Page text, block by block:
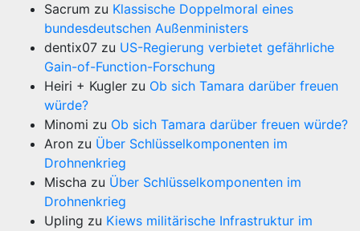
Sacrum zu Klassische Doppelmoral eines
bundesdeutschen Außenministers
dentix07 zu US-Regierung verbietet gefährliche
Gain-of-Function-Forschung
Heiri + Kugler zu Ob sich Tamara darüber freuen
würde?
Minomi zu Ob sich Tamara darüber freuen würde?
Aron zu Über Schlüsselkomponenten im
Drohnenkrieg
Mischa zu Über Schlüsselkomponenten im
Drohnenkrieg
Upling zu Kiews militärische Infrastruktur im